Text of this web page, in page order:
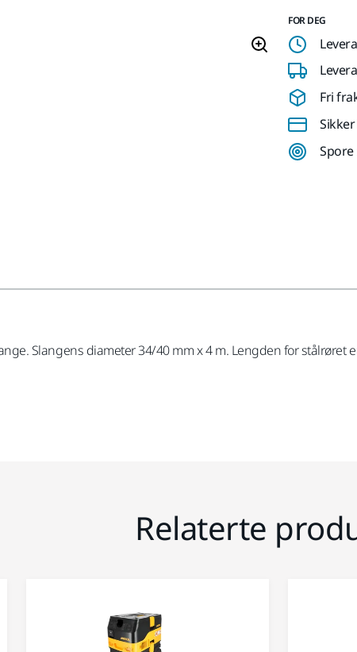
FOR DEG
Fri
Slangens diameter 34/40 mm x 4 m. Lengden for stålrøret
Relaterte